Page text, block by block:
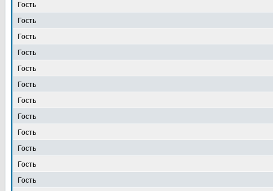
Гость
Гость
Гость
Гость
Гость
Гость
Гость
Гость
Гость
Гость
Гость
Гость